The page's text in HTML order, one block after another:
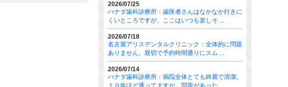
2026/07/25
ハナダ歯科診療所：歯医者さんはなかなか行きに
くいところですが、ここはいつも楽しそ ...
2026/07/18
名古屋アリスデンタルクリニック：全体的に問題
ありません。親切で予約時間通りにスム ...
2026/07/14
ハナダ歯科診療所：病院全体とても綺麗で清潔。